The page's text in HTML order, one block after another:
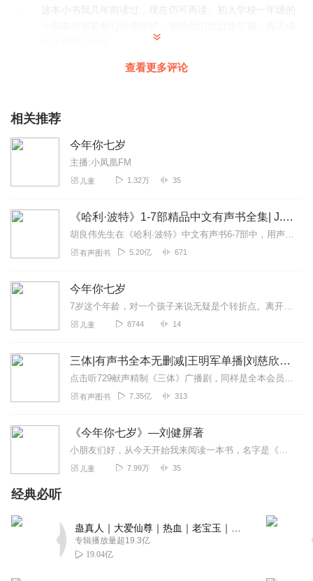
这本小书我几年前读过，现在仍可再读。初入学校一年级的
小朋友喜欢听，应该多些儿童节目。
查看更多评论
相关推荐
今年你七岁
主播:小凤凰FM
儿童 1.32万 35
《哈利·波特》1-7部精品中文有声书全集| J.K.罗琳原著，光合积木演播
胡良伟先生在《哈利·波特》中文有声书6-7部中，用声音带领着大家继续魔法之旅。为保证作品的一致性，给大家带来完整的魔法体验，我们与版权方PottermoreP...
有声图书 5.20亿 671
今年你七岁
7岁这个年龄，对一个孩子来说无疑是个转折点。离开了以游戏为主的幼儿园，跨进了以学习为主的校门；摆脱了阿姨的整日庇护，开始了相对独立的崭新生活……他们会碰到一些什...
儿童 8744 14
三体|有声书全本无删减|王明军单播|刘慈欣原著
点击听729献声精制《三体》广播剧，同样是全本会员免费畅听，快来感受声音大戏的魅力！【购买须知】1、本作品部分集数为免费试听。2、版权归原作者所有，严禁翻录成任...
有声图书 7.35亿 313
《今年你七岁》—刘健屏著
小朋友们好，从今天开始我来阅读一本书，名字是《今年你七岁》，这是一位爸爸从儿子七岁生日那天开始为儿子写的日记，记录了儿子在上小学一年级时的成长经历，还有爸爸同儿...
儿童 7.99万 35
经典必听
专辑播放量超19.3亿
19.04亿